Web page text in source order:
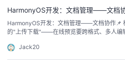
HarmonyOS开发：文档管理——文档
HarmonyOS开发：文档管理——文档协作📌
的"上传下载"——在线预览要跨格式、多人编
档。点开——下载中…下载完成…打开失败，
式？PDF可以预览，但你想改几个字怎么办
Jack20